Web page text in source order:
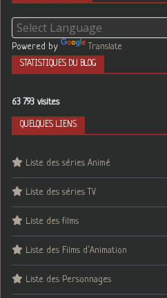
Powered by Translate
STATISTIQUES DU BLOG
63 793 visites
QUELQUES LIENS
Liste des séries Animé
Liste des séries TV
Liste des films
Liste des Films d’Animation
Liste des Personnages